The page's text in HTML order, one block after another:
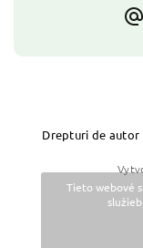
Tieto webové
Drepturi de autor